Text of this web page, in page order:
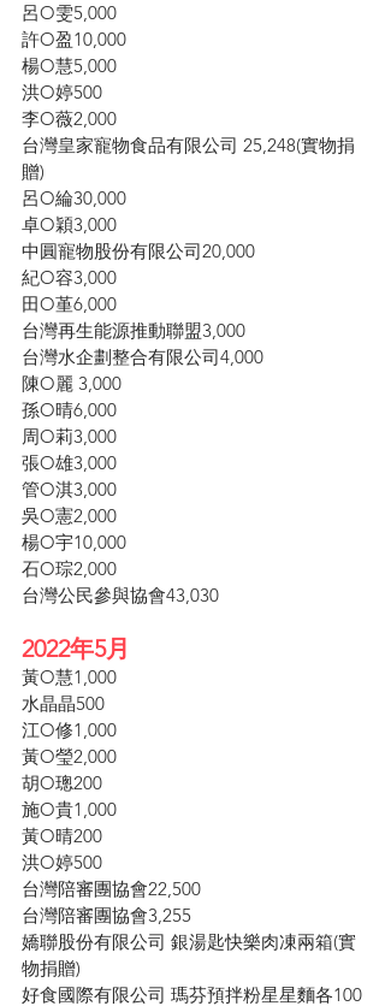
呂O雯5,000
許O盈10,000
楊O慧5,000
洪O婷500
李O薇2,000
台灣皇家寵物食品有限公司 25,248(實物捐
贈)
呂O綸30,000
卓O穎3,000
中圓寵物股份有限公司20,000
紀O容3,000
田O堇6,000
台灣再生能源推動聯盟3,000
台灣水企劃整合有限公司4,000
陳O麗 3,000
孫O晴6,000
周O莉3,000
張O雄3,000
管O淇3,000
吳O憲2,000
楊O宇10,000
石O琮2,000
台灣公民參與協會43,030
2022年5月
黃O慧1,000
水晶晶500
江O修1,000
黃O瑩2,000
胡O璁200
施O貴1,000
黃O晴200
洪O婷500
台灣陪審團協會22,500
台灣陪審團協會3,255
嬌聯股份有限公司 銀湯匙快樂肉凍兩箱(實
物捐贈)
好食國際有限公司 瑪芬預拌粉星星麵各100